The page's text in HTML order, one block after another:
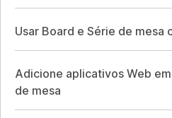
Usar Board e Série de mesa
Adicione aplicativos Web
de mesa